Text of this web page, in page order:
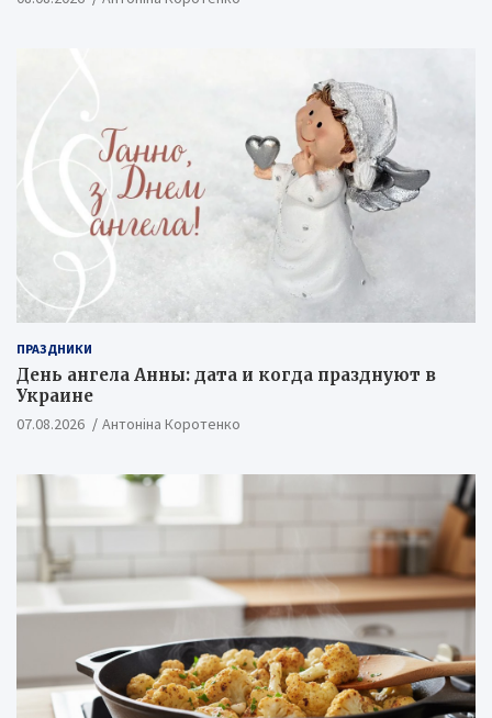
ПРАЗДНИКИ
День ангела Анны: дата и когда празднуют в
Украине
07.08.2026 Антоніна Коротенко